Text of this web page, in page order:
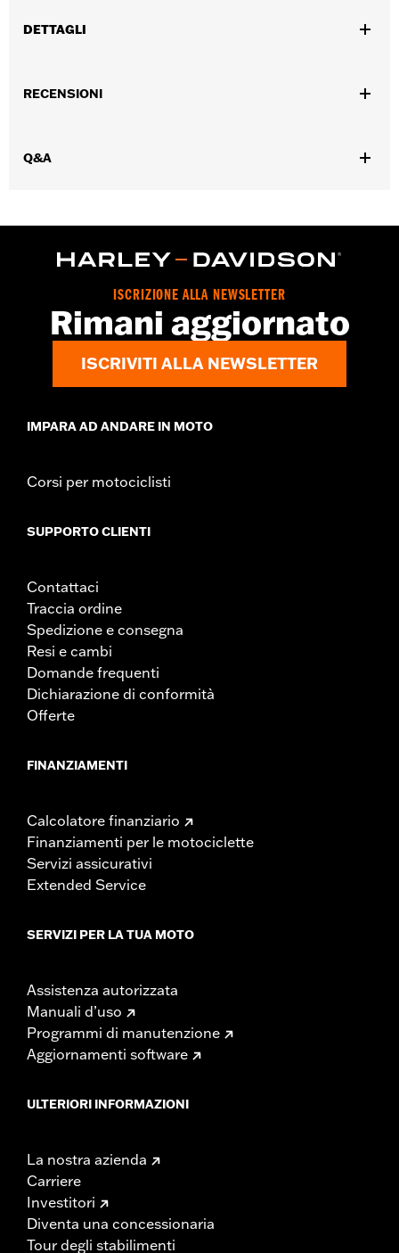
DETTAGLI
Istruzioni di installazione
lucchetto, con 1 chiave con punto luce e 2 chiavi a lama
NOTE:Il servizio di registrazione e sostituzione “KEY SAFE”
informazioni sono incluse nell’imballaggio del prodotto.
RECENSIONI
Q&A
ISCRIZIONE ALLA NEWSLETTER
Rimani aggiornato
ISCRIVITI ALLA NEWSLETTER
IMPARA AD ANDARE IN MOTO
Corsi per motociclisti
SUPPORTO CLIENTI
Contattaci
Traccia ordine
Spedizione e consegna
Resi e cambi
Domande frequenti
Dichiarazione di conformità
Offerte
FINANZIAMENTI
Calcolatore finanziario
Finanziamenti per le motociclette
Servizi assicurativi
Extended Service
SERVIZI PER LA TUA MOTO
Assistenza autorizzata
Manuali d’uso
Programmi di manutenzione
Aggiornamenti software
ULTERIORI INFORMAZIONI
La nostra azienda
Carriere
Investitori
Diventa una concessionaria
Tour degli stabilimenti